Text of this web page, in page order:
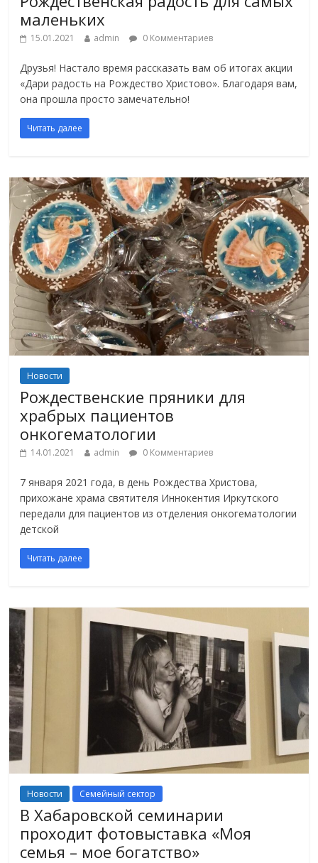
маленьких
15.01.2021 admin 0 Комментариев
Друзья! Настало время рассказать вам об итогах акции
«Дари радость на Рождество Христово». Благодаря вам,
она прошла просто замечательно!
Читать далее
Новости
Рождественские пряники для
храбрых пациентов
онкогематологии
14.01.2021 admin 0 Комментариев
7 января 2021 года, в день Рождества Христова,
прихожане храма святителя Иннокентия Иркутского
передали для пациентов из отделения онкогематологии
детской
Читать далее
Новости Семейный сектор
В Хабаровской семинарии
проходит фотовыставка «Моя
семья – мое богатство»